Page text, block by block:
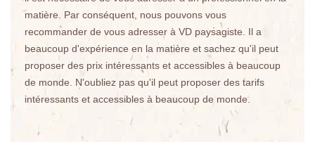
matière. Par conséquent, nous pouvons vous
recommander de vous adresser à VD paysagiste. Il a
beaucoup d'expérience en la matière et sachez qu'il peut
proposer des prix intéressants et accessibles à beaucoup
de monde. N'oubliez pas qu'il peut proposer des tarifs
intéressants et accessibles à beaucoup de monde.